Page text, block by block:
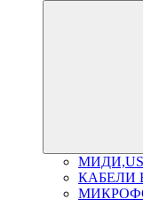
КАБЕЛИ